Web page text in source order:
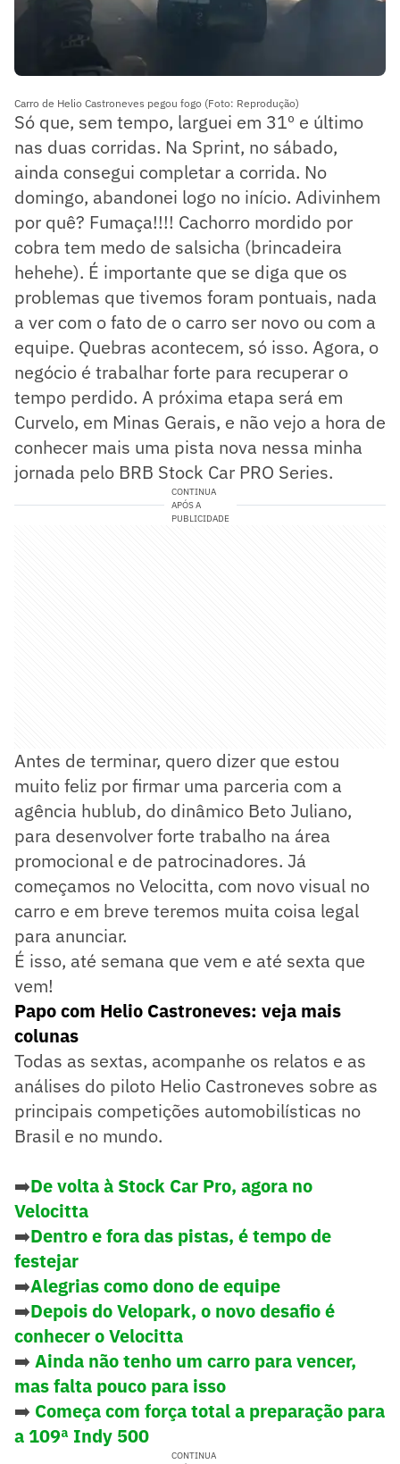
Carro de Helio Castroneves pegou fogo (Foto: Reprodução)
Só que, sem tempo, larguei em 31º e último
nas duas corridas. Na Sprint, no sábado,
ainda consegui completar a corrida. No
domingo, abandonei logo no início. Adivinhem
por quê? Fumaça!!!! Cachorro mordido por
cobra tem medo de salsicha (brincadeira
hehehe). É importante que se diga que os
problemas que tivemos foram pontuais, nada
a ver com o fato de o carro ser novo ou com a
equipe. Quebras acontecem, só isso. Agora, o
negócio é trabalhar forte para recuperar o
tempo perdido. A próxima etapa será em
Curvelo, em Minas Gerais, e não vejo a hora de
conhecer mais uma pista nova nessa minha
jornada pelo BRB Stock Car PRO Series.
CONTINUA
APÓS A
PUBLICIDADE
Antes de terminar, quero dizer que estou
muito feliz por firmar uma parceria com a
agência hublub, do dinâmico Beto Juliano,
para desenvolver forte trabalho na área
promocional e de patrocinadores. Já
começamos no Velocitta, com novo visual no
carro e em breve teremos muita coisa legal
para anunciar.
É isso, até semana que vem e até sexta que
vem!
Papo com Helio Castroneves: veja mais
colunas
Todas as sextas, acompanhe os relatos e as
análises do piloto Helio Castroneves sobre as
principais competições automobilísticas no
Brasil e no mundo.
➡️De volta à Stock Car Pro, agora no
Velocitta
➡️Dentro e fora das pistas, é tempo de
festejar
➡️Alegrias como dono de equipe
➡️Depois do Velopark, o novo desafio é
conhecer o Velocitta
➡️ Ainda não tenho um carro para vencer,
mas falta pouco para isso
➡️ Começa com força total a preparação para
a 109ª Indy 500
CONTINUA